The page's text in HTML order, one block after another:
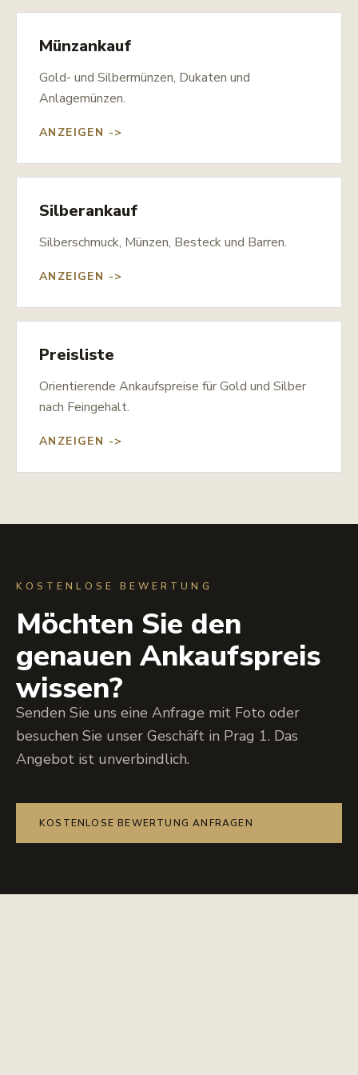
Münzankauf
Gold- und Silbermünzen, Dukaten und
Anlagemünzen.
ANZEIGEN ->
Silberankauf
Silberschmuck, Münzen, Besteck und Barren.
ANZEIGEN ->
Preisliste
Orientierende Ankaufspreise für Gold und Silber
nach Feingehalt.
ANZEIGEN ->
KOSTENLOSE BEWERTUNG
Möchten Sie den
genauen Ankaufspreis
wissen?
Senden Sie uns eine Anfrage mit Foto oder
besuchen Sie unser Geschäft in Prag 1. Das
Angebot ist unverbindlich.
KOSTENLOSE BEWERTUNG ANFRAGEN